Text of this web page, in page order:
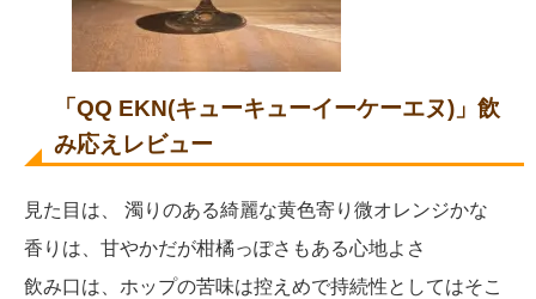
「QQ EKN(キューキューイーケーエヌ)」飲
み応えレビュー
見た目は、 濁りのある綺麗な黄色寄り微オレンジかな
香りは、甘やかだが柑橘っぽさもある心地よさ
飲み口は、ホップの苦味は控えめで持続性としてはそこ